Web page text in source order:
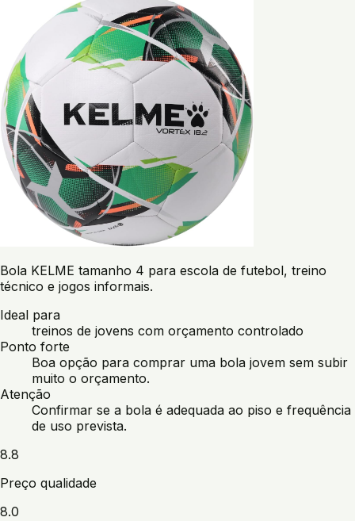
Bola KELME tamanho 4 para escola de futebol, treino
técnico e jogos informais.
Ideal para
treinos de jovens com orçamento controlado
Ponto forte
Boa opção para comprar uma bola jovem sem subir
muito o orçamento.
Atenção
Confirmar se a bola é adequada ao piso e frequência
de uso prevista.
8.8
Preço qualidade
8.0